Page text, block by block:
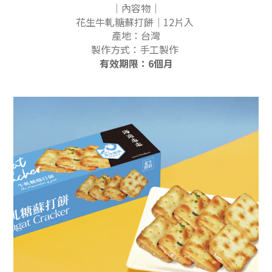
｜內容物｜
花生牛軋糖蘇打餅｜12片入
產地：台灣
製作方式：手工製作
有效期限：6個月